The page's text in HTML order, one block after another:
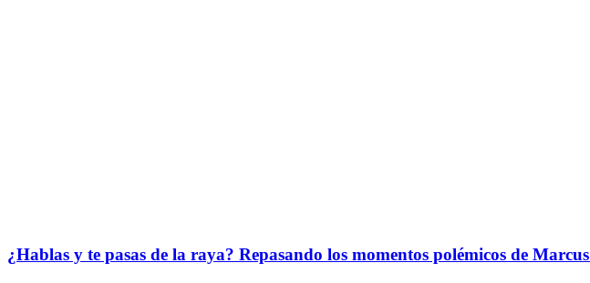
¿Hablas y te pasas de la raya? Repasando los momentos polémicos de